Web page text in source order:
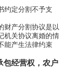
定分割不予支
产分割协议是以
机关协议离婚的情
能产生法律约束
包经营权，农户